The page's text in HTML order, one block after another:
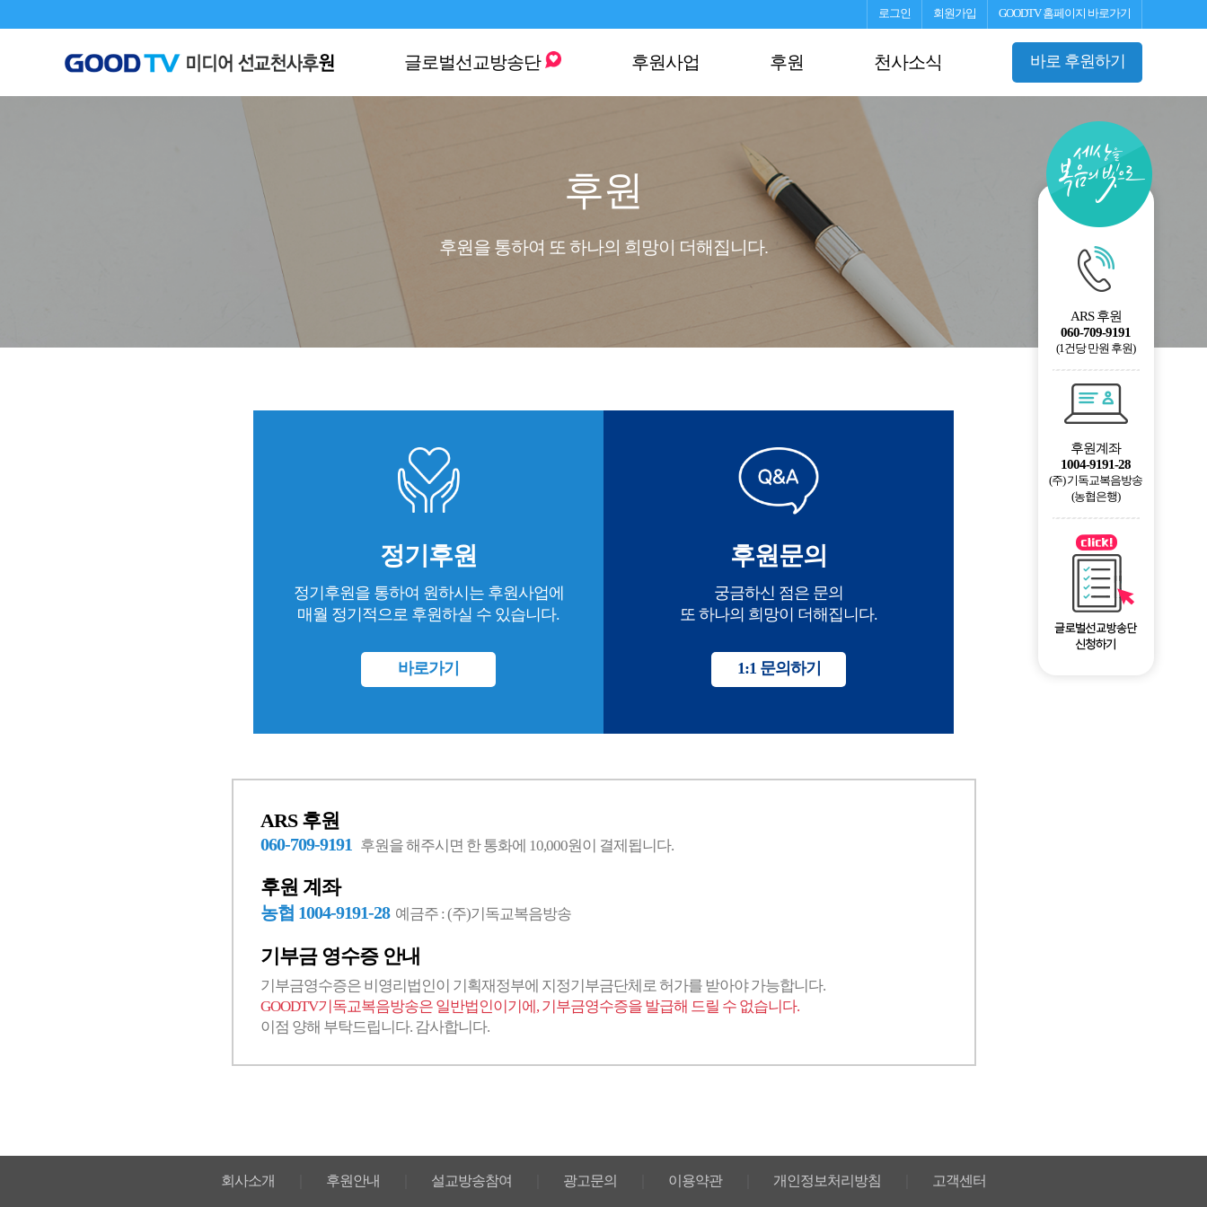
GOODTV 홈페이지 바로가기
회원가입
로그인
글로벌선교방송단 후원사업 후원 천사소식 바로 후원하기
후원
후원을 통하여 또 하나의 희망이 더해집니다.
정기후원
정기후원을 통하여 원하시는 후원사업에
매월 정기적으로 후원하실 수 있습니다.
바로가기
후원문의
궁금하신 점은 문의
또 하나의 희망이 더해집니다.
1:1 문의하기
ARS 후원
060-709-9191 후원을 해주시면 한 통화에 10,000원이 결제됩니다.
후원 계좌
농협 1004-9191-28 예금주 : (주)기독교복음방송
기부금 영수증 안내
기부금영수증은 비영리법인이 기획재정부에 지정기부금단체로 허가를 받아야 가능합니다.
GOODTV기독교복음방송은 일반법인이기에, 기부금영수증을 발급해 드릴 수 없습니다.
이점 양해 부탁드립니다. 감사합니다.
ARS 후원
060-709-9191
(1건당 만원 후원)
후원계좌
1004-9191-28
(주) 기독교복음방송
(농협은행)
회사소개 후원안내 설교방송참여 광고문의 이용약관 개인정보처리방침 고객센터